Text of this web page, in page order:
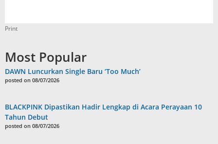
Print
Most Popular
DAWN Luncurkan Single Baru ‘Too Much’
posted on 08/07/2026
BLACKPINK Dipastikan Hadir Lengkap di Acara Perayaan 10
Tahun Debut
posted on 08/07/2026